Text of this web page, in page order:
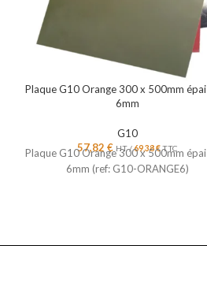
Plaque G10 Orange 300 x 500mm
6mm
G10
57,82€ HT /69,38€TTC
Plaque G10 Orange 300 x 500mm
6mm (ref: G10-ORANGE6)